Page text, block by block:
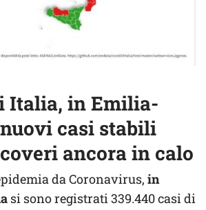
Italia, in Emilia-
casi stabili
ancora in calo
da Coronavirus, in
si sono registrati 339.440 casi di